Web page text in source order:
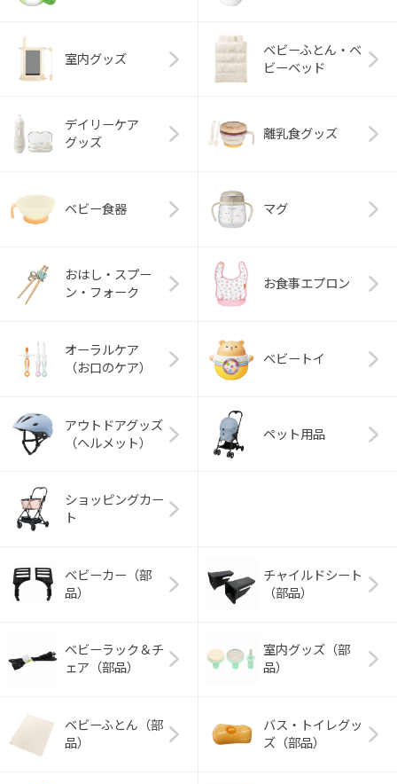
室内グッズ
ベビーふとん・ベ
ビーベッド
デイリーケア
グッズ
離乳食グッズ
ベビー食器 マグ
おはし・スプー
ン・フォーク
お食事エプロン
オーラルケア
（お口のケア）
ベビートイ
アウトドアグッズ
（ヘルメット）
ペット用品
ショッピングカー
ト
ベビーカー（部
品）
チャイルドシート
（部品）
ベビーラック＆チ
ェア（部品）
室内グッズ（部
品）
ベビーふとん（部
品）
バス・トイレグッ
ズ（部品）